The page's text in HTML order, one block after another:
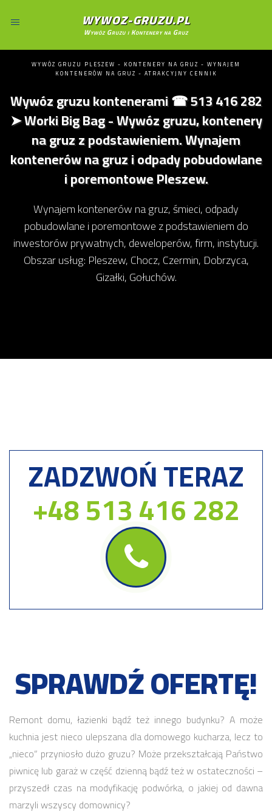
WYWOZ-GRUZU.PL
Wywóz Gruzu i Kontenery na Gruz
WYWÓZ GRUZU PLESZEW - KONTENERY NA GRUZ - WYNAJEM
KONTENERÓW NA GRUZ - ATRAKCYJNY CENNIK
Wywóz gruzu kontenerami ☎ 513 416 282
➤ Worki Big Bag - Wywóz gruzu, kontenery
na gruz z podstawieniem. Wynajem
kontenerów na gruz i odpady pobudowlane
i poremontowe Pleszew.
Wynajem kontenerów na gruz, śmieci, odpady
pobudowlane i poremontowe z podstawieniem do
inwestorów prywatnych, deweloperów, firm, instytucji.
Obszar usług: Pleszew, Chocz, Czermin, Dobrzyca,
Gizałki, Gołuchów.
ZADZWOŃ TERAZ
+48 513 416 282
SPRAWDŹ OFERTĘ!
Remont domu, łazienki bądź też innego budynku? A może
kuchnia jest nieco ulepszana dla domowego kucharza, lecz to
„nieco” przyniosło dużo gruzu? Może przekształcają Państwo
piwnicę lub garaż w część dzienną bądź też w ostateczności –
przyszedł czas na modyfikację podwórka, o jakiej od dawna
marzyli wszyscy domownicy?